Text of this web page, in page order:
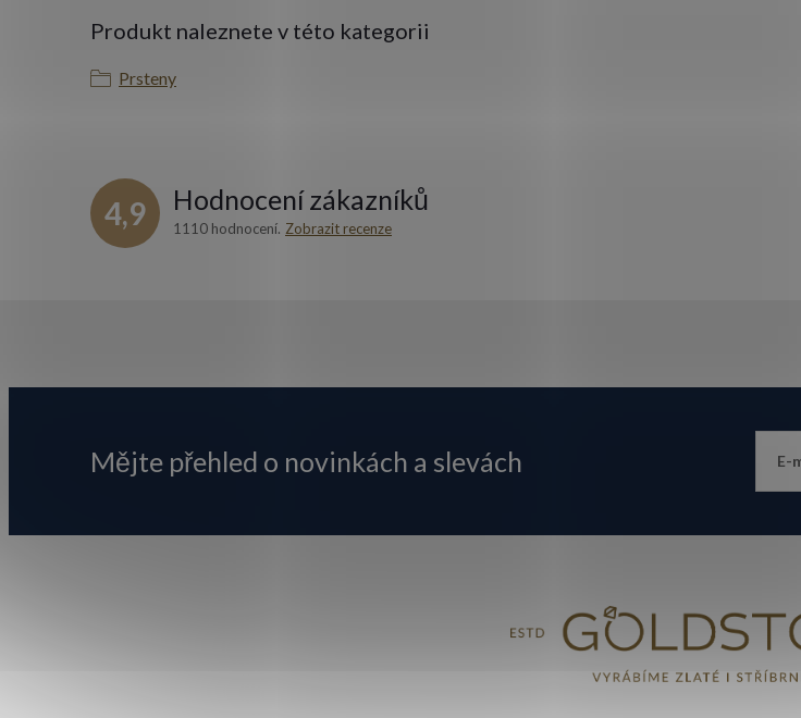
Produkt naleznete v této kategorii
Prsteny
4,9 Hodnocení zákazníků
1110 hodnocení Zobrazit recenze
á
t
Mějte přehled o novinkách a slevách E-